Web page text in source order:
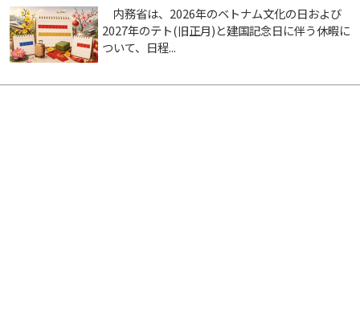
内務省は、2026年のベトナム文化の日および
2027年のテト(旧正月)と建国記念日に伴う休暇に
ついて、日程...